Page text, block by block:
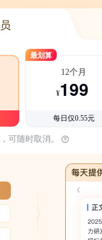
最划算
12个月
¥199
每日仅0.55元
可随时取消。